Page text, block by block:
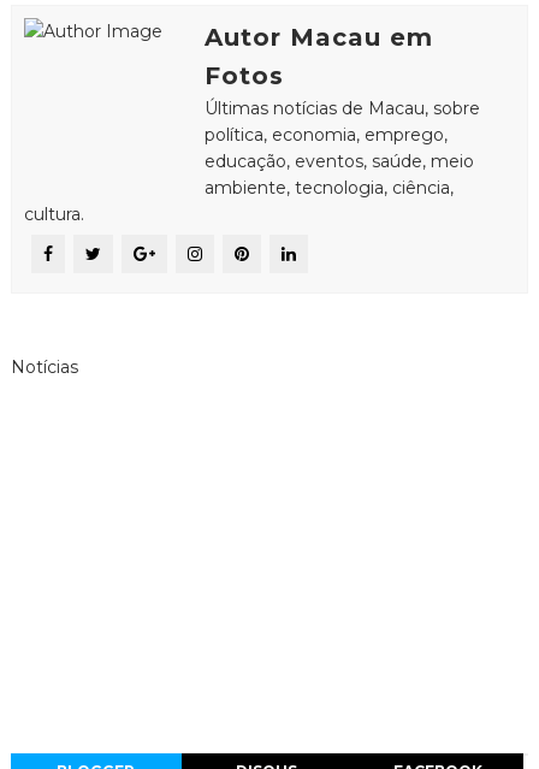
Autor Macau em
Fotos
Últimas notícias de Macau, sobre
política, economia, emprego,
educação, eventos, saúde, meio
ambiente, tecnologia, ciência,
cultura.
Notícias